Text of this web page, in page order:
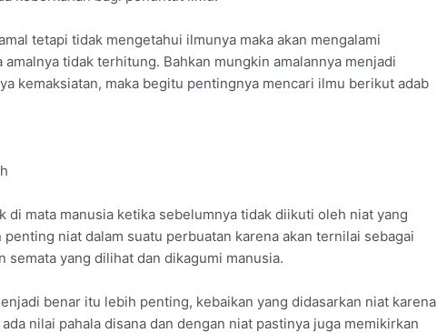
tetapi tidak mengetahui ilmunya maka akan mengalami
tidak terhitung. Bahkan mungkin amalannya menjadi
kemaksiatan, maka begitu pentingnya mencari ilmu berikut adab
di mata manusia ketika sebelumnya tidak diikuti oleh niat yang
niat dalam suatu perbuatan karena akan ternilai sebagai
semata yang dilihat dan dikagumi manusia.
benar itu lebih penting, kebaikan yang didasarkan niat karena
nilai pahala disana dan dengan niat pastinya juga memikirkan